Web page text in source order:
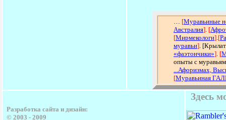
[Муравьиные
Австралия] [
[Мирмекологи] [
муравьи] .
«фаэтончики»] [
опыты с
...Афоризмах,
[Муравьиная
Разработка сайта и дизайн:
© 2003 - 2009
Здесь